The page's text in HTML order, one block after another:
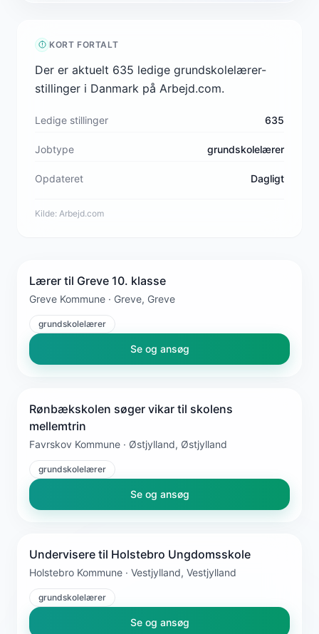
KORT FORTALT
Der er aktuelt 635 ledige grundskolelærer-
stillinger i Danmark på Arbejd.com.
Ledige stillinger 635
Jobtype grundskolelærer
Opdateret Dagligt
Kilde: Arbejd.com
Lærer til Greve 10. klasse
Greve Kommune · Greve, Greve
grundskolelærer
Se og ansøg
Rønbækskolen søger vikar til skolens
mellemtrin
Favrskov Kommune · Østjylland, Østjylland
grundskolelærer
Se og ansøg
Undervisere til Holstebro Ungdomsskole
Holstebro Kommune · Vestjylland, Vestjylland
grundskolelærer
Se og ansøg